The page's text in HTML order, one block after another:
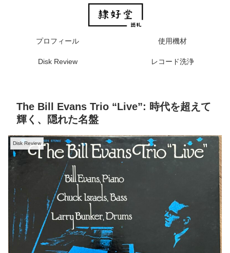
プロフィール 使用機材
Disk Review レコード洗浄
The Bill Evans Trio “Live”: 時代を超えて
輝く、隠れた名盤
Disk Review